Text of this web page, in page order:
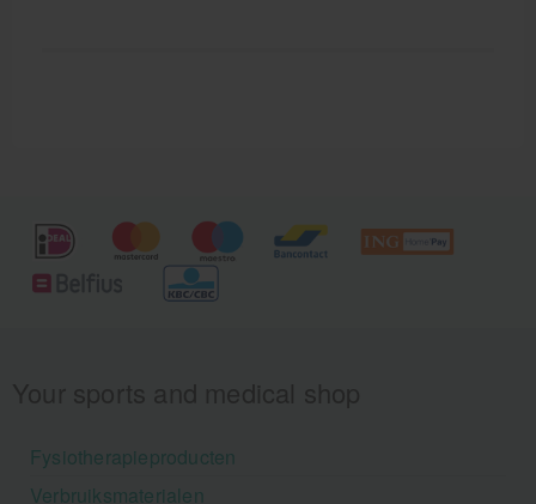
Fysiotherapieproducten
Verbruiksmaterialen